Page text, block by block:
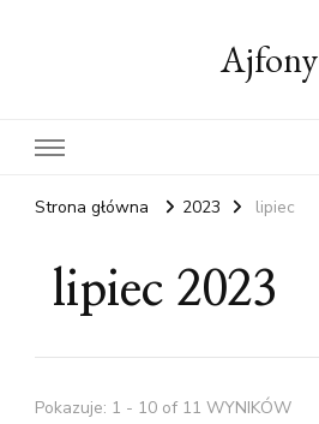
Ajfony
Strona główna 2023 lipiec
lipiec 2023
Pokazuje: 1 - 10 of 11 WYNIKÓW